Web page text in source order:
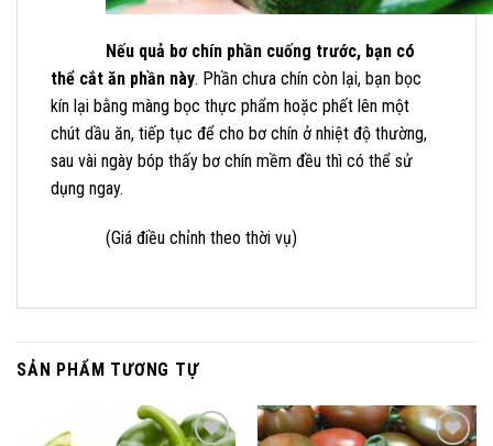
Nếu quả bơ chín phần cuống trước, bạn có
thể cắt ăn phần này. Phần chưa chín còn lại, bạn bọc
kín lại bằng màng bọc thực phẩm hoặc phết lên một
chút dầu ăn, tiếp tục để cho bơ chín ở nhiệt độ thường,
sau vài ngày bóp thấy bơ chín mềm đều thì có thể sử
dụng ngay.
(Giá điều chỉnh theo thời vụ)
SẢN PHẨM TƯƠNG TỰ